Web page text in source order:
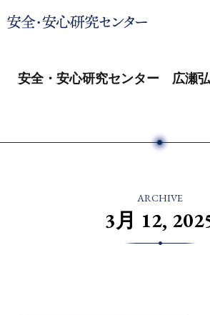
安全・安心研究センター 広瀬
ARCHIVE
3月 12,